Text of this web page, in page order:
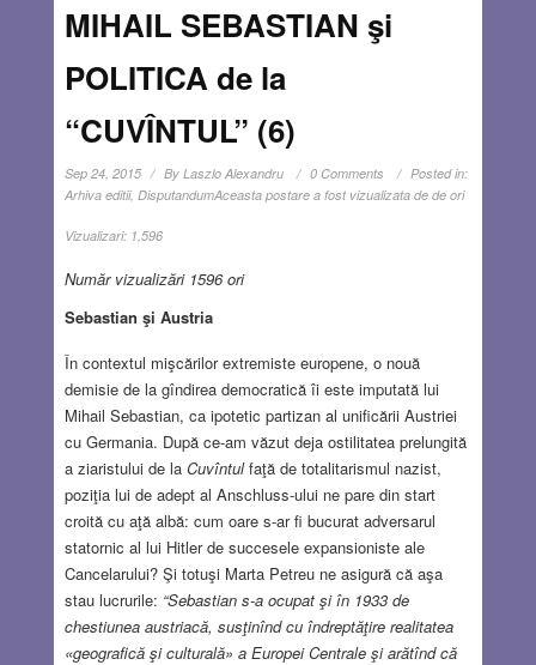
MIHAIL SEBASTIAN şi
POLITICA de la
“CUVÎNTUL” (6)
Sep 24, 2015 By Laszlo Alexandru 0 Comments
Posted in:
Arhiva editii, DisputandumAceasta postare a fost vizualizata de de ori
Vizualizari: 1,596
Număr vizualizări 1596 ori
Sebastian şi Austria
În contextul mişcărilor extremiste europene, o nouă
demisie de la gîndirea democratică îi este imputată lui
Mihail Sebastian, ca ipotetic partizan al unificării Austriei
cu Germania. După ce-am văzut deja ostilitatea prelungită
a ziaristului de la Cuvîntulfaţă de totalitarismul nazist,
poziţia lui de adept al Anschluss-ului ne pare din start
croită cu aţă albă: cum oare s-ar fi bucurat adversarul
statornic al lui Hitler de succesele expansioniste ale
Cancelarului?Şi totuşi Marta Petreu ne asigură că aşa
stau lucrurile: “Sebastian s-a ocupat şi în 1933 de
chestiunea austriacă, susţinînd cu îndreptăţire realitatea
«geografică şi culturală» a Europei Centrale şi arătînd că